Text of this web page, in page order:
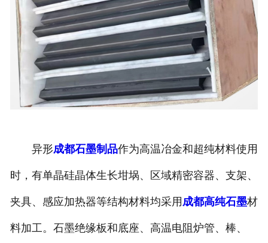
异形成都石墨制品作为高温冶金和超纯材料使用
时，有单晶硅晶体生长坩埚、区域精密容器、支架、
夹具、感应加热器等结构材料均采用 成都高纯石墨材
料加工。石墨绝缘板和底座、高温电阻炉管、棒、